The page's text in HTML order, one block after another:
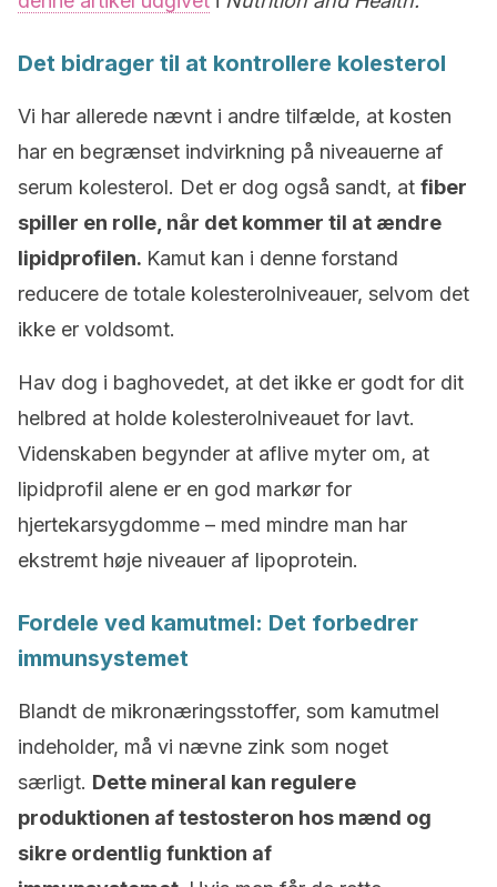
Det bidrager til at kontrollere kolesterol
Vi har allerede nævnt i andre tilfælde, at kosten
har en begrænset indvirkning på niveauerne af
serum kolesterol. Det er dog også sandt, at fiber
spiller en rolle, når det kommer til at ændre
lipidprofilen. Kamut kan i denne forstand
reducere de totale kolesterolniveauer, selvom det
ikke er voldsomt.
Hav dog i baghovedet, at det ikke er godt for dit
helbred at holde kolesterolniveauet for lavt.
Videnskaben begynder at aflive myter om, at
lipidprofil alene er en god markør for
hjertekarsygdomme – med mindre man har
ekstremt høje niveauer af lipoprotein.
Fordele ved kamutmel: Det forbedrer
immunsystemet
Blandt de mikronæringsstoffer, som kamutmel
indeholder, må vi nævne zink som noget
særligt. Dette mineral kan regulere
produktionen af testosteron hos mænd og
sikre ordentlig funktion af